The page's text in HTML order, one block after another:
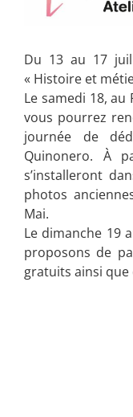
Du 13 au 17
« Histoire et
Le samedi 18,
vous pourrez
journée de
Quinonero. À
s’installeront
photos
Mai.
Le dimanche 19
proposons de
gratuits ainsi que